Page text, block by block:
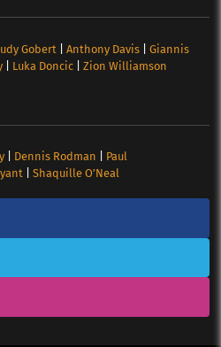
Gobert Anthony Davis| Giannis
| Luka Doncic| Zion Williamson
| Dennis Rodman
Paul
| Shaquille O’Neal